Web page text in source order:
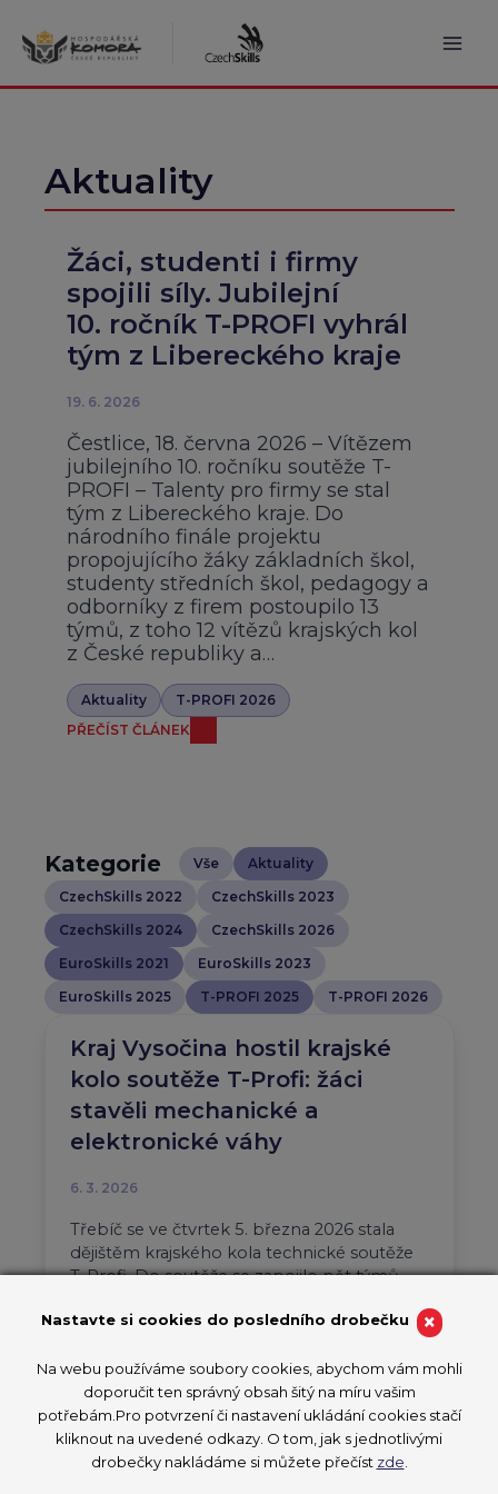
obsah
Aktuality
Žáci, studenti i firmy
spojili síly. Jubilejní
10. ročník T-PROFI vyhrál
tým z Libereckého kraje
19. 6. 2026
Čestlice, 18. června 2026 – Vítězem
jubilejního 10. ročníku soutěže T-
PROFI – Talenty pro firmy se stal
tým z Libereckého kraje. Do
národního finále projektu
propojujícího žáky základních škol,
studenty středních škol, pedagogy a
odborníky z firem postoupilo 13
týmů, z toho 12 vítězů krajských kol
z České republiky a…
Aktuality
T-PROFI 2026
PŘEČÍST ČLÁNEK
Kategorie Vše
Aktuality
CzechSkills 2022
CzechSkills 2023
CzechSkills 2024
CzechSkills 2026
EuroSkills 2021
EuroSkills 2023
EuroSkills 2025
T-PROFI 2025 T-PROFI 2026
Kraj Vysočina hostil krajské
kolo soutěže T-Profi: žáci
stavěli mechanické a
elektronické váhy
6. 3. 2026
Třebíč se ve čtvrtek 5. března 2026 stala
dějištěm krajského kola technické soutěže
T-Profi. Do soutěže se zapojilo pět týmů
T-PROFI 2026
PŘEČÍST ČLÁNEK
×
Nastavte si cookies do posledního drobečku
Na webu používáme soubory cookies, abychom vám mohli
doporučit ten správný obsah šitý na míru vašim
potřebám.Pro potvrzení či nastavení ukládání cookies stačí
kliknout na uvedené odkazy. O tom, jak s jednotlivými
drobečky nakládáme si můžete přečíst zde